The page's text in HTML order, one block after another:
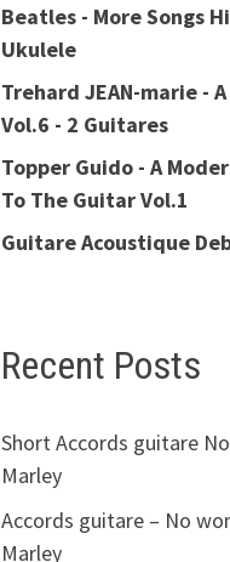
Beatles - More Songs
Ukulele
Trehard JEAN-marie -
Vol.6 - 2 Guitares
Topper Guido - A
To The Guitar Vol.1
Guitare Acoustique
Recent Posts
Short Accords guitare
Marley
Accords guitare – No
Marley